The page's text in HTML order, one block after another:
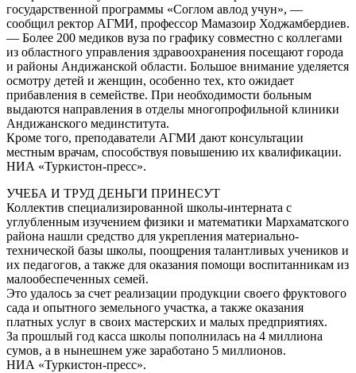
государственной программы «Соглом авлод учун», —
сообщил ректор АГМИ, профессор Мамазоир Ходжамбердиев.
— Более 200 медиков вуза по графику совместно с коллегами
из областного управления здравоохранения посещают города
и районы Андижанской области. Большое внимание уделяется
осмотру детей и женщин, особенно тех, кто ожидает
прибавления в семействе. При необходимости больным
выдаются направления в отделы многопрофильной клиники
Андижанского мединститута.
Кроме того, преподаватели АГМИ дают консультации
местным врачам, способствуя повышению их квалификации.
НИА «Туркистон-пресс».
УЧЕБА И ТРУД ДЕНЬГИ ПРИНЕСУТ
Коллектив специализированной школы-интерната с
углубленным изучением физики и математики Мархаматского
района нашли средство для укрепления материально-
технической базы школы, поощрения талантливых учеников и
их педагогов, а также для оказания помощи воспитанникам из
малообеспеченных семей.
Это удалось за счет реализации продукции своего фруктового
сада и опытного земельного участка, а также оказания
платных услуг в своих мастерских и малых предприятиях.
За прошлый год касса школы пополнилась на 4 миллиона
сумов, а в нынешнем уже заработано 5 миллионов.
НИА «Туркистон-пресс».